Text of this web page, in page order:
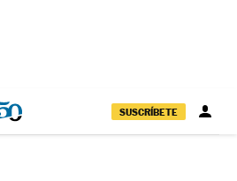
SUSCRÍBETE